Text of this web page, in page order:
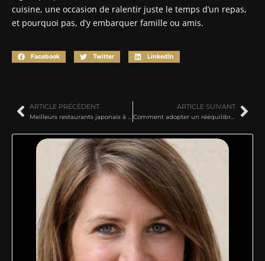
cuisine, une occasion de ralentir juste le temps d’un repas,
et pourquoi pas, d’y embarquer famille ou amis.
Facebook Twitter LinkedIn
ARTICLE PRÉCÉDENT ARTICLE SUIVANT
Comment adopter un rééquilibrage alimentaire efficace au quotidien ?